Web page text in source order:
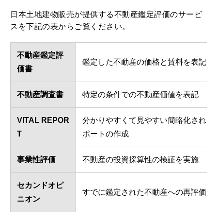
日本土地建物販売が提供する不動産鑑定評価のサービ
スを下記の表からご覧ください。
不動産鑑定評
価書
鑑定した不動産の価格と賃料を表記
不動産調査書 特定の条件での不動産価値を表記
VITAL REPOR
T
分かりやすくて見やすい簡略化された
ポートの作成
事業性評価 不動産の投資採算性の検証を実施
セカンドオピ
ニオン
すでに鑑定された不動産への再評価